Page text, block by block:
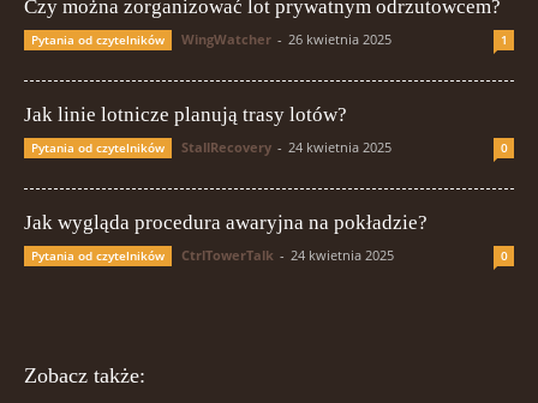
Czy można zorganizować lot prywatnym odrzutowcem?
Pytania od czytelników WingWatcher - 26 kwietnia 2025 1
Jak linie lotnicze planują trasy lotów?
Pytania od czytelników StallRecovery - 24 kwietnia 2025 0
Jak wygląda procedura awaryjna na pokładzie?
Pytania od czytelników CtrlTowerTalk - 24 kwietnia 2025 0
Zobacz także: